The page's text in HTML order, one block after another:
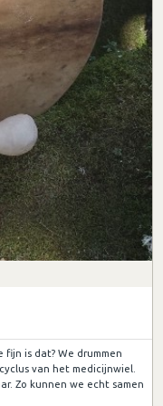
is dat? We drummen
van het medicijnwiel.
Zo kunnen we echt samen